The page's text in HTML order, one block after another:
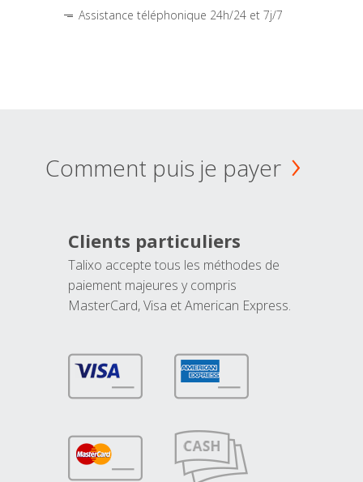
Assistance téléphonique 24h/24 et 7j/7
Comment puis je payer
Clients particuliers
Talixo accepte tous les méthodes de
paiement majeures y compris
MasterCard, Visa et American Express.